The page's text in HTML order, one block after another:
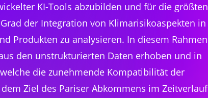
KI-Tools abzubilden und für die größten
der Integration von Klimarisikoaspekten in
Produkten zu analysieren. In diesem Rahmen
den unstrukturierten Daten erhoben und in
die zunehmende Kompatibilität der
Ziel des Pariser Abkommens im Zeitverlauf